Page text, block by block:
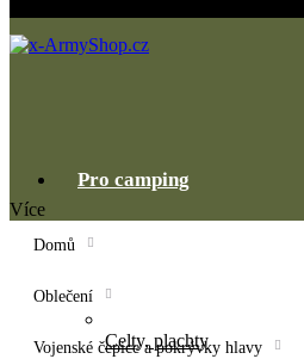
Pro camping
Celty, plachty
Více
Domů
Oblečení
Vojenské čepice a pokrývky hlavy